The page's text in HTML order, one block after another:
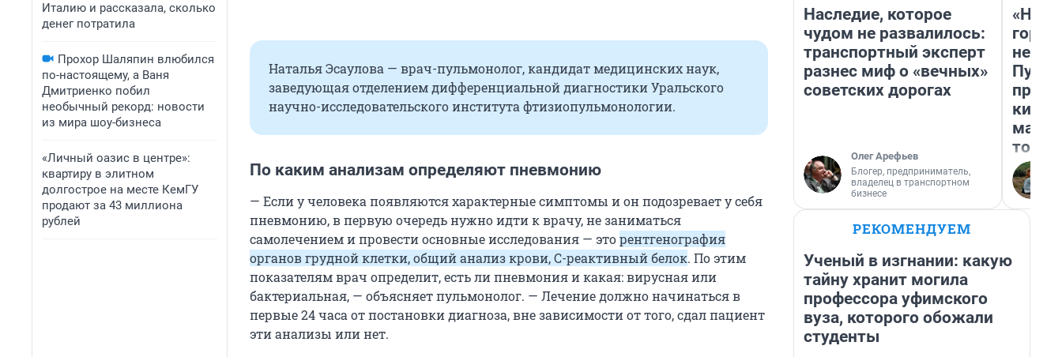
Италию и рассказала, сколько
денег потратила
Прохор Шаляпин влюбился
по-настоящему, а Ваня
Дмитриенко побил
необычный рекорд: новости
из мира шоу-бизнеса
«Личный оазис в центре»:
квартиру в элитном
долгострое на месте КемГУ
продают за 43 миллиона
рублей
Наталья Эсаулова — врач-пульмонолог, кандидат медицинских наук,
заведующая отделением дифференциальной диагностики Уральского
научно-исследовательского института фтизиопульмонологии.
По каким анализам определяют пневмонию
— Если у человека появляются характерные симптомы и он подозревает у себя
пневмонию, в первую очередь нужно идти к врачу, не заниматься
самолечением и провести основные исследования — эторентгенография
органов грудной клетки, общий анализ крови, С-реактивный белок. По этим
показателям врач определит, есть ли пневмония и какая: вирусная или
бактериальная, — объясняет пульмонолог. — Лечение должно начинаться в
первые 24 часа от постановки диагноза, вне зависимости от того, сдал пациент
эти анализы или нет.
Наследие, которое
чудом не развалилось:
транспортный эксперт
разнес миф о «вечных»
советских дорогах
Олег Арефьев
Блогер, предприниматель,
владелец в транспортном
бизнесе
«Нет
того
РЕКОМЕНДУЕМ
Ученый в изгнании: какую
тайну хранит могила
профессора уфимского
вуза, которого обожали
студенты